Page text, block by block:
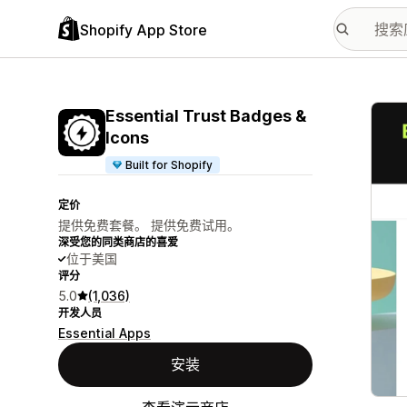
Shopify App Store
Essential Trust Badges &
Icons
Built for Shopify
定价
提供免费套餐。 提供免费试用。
深受您的同类商店的喜爱
位于美国
评分
5.0 (1,036)
开发人员
Essential Apps
安装
配图